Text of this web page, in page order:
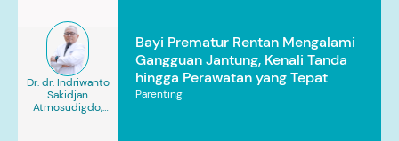
Dr. dr. Indriwanto
Sakidjan
Atmosudigdo,
Bayi Prematur Rentan Mengalami
Gangguan Jantung, Kenali Tanda
hingga Perawatan yang Tepat
Parenting